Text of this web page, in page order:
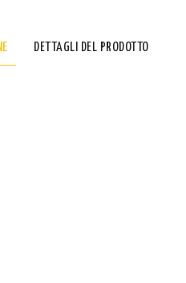
DETTAGLI DEL PRODOTTO